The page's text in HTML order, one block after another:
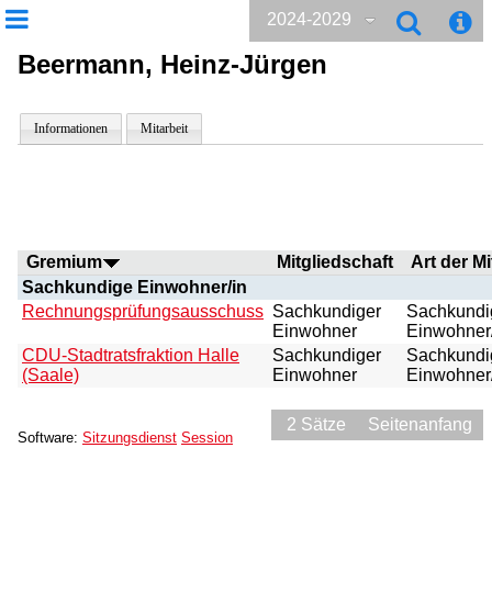
2024-2029
Beermann, Heinz-Jürgen
Informationen Mitarbeit
Gremium Mitgliedschaft
Art der
Sachkundige Einwohner/in
Rechnungsprüfungsausschuss Sachkundiger
Einwohner
CDU-Stadtratsfraktion Halle
(Saale)
Sachkundiger
Einwohner
2 Sätze Seitenanfang
Software: Sitzungsdienst Session